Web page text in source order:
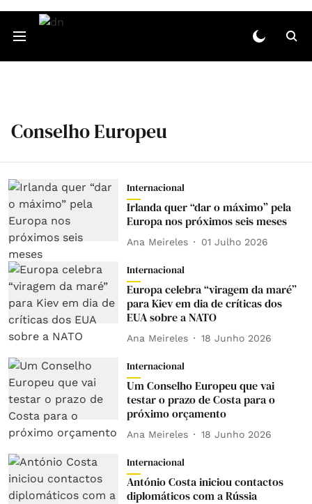
Conselho Europeu
Internacional
Irlanda quer “dar o máximo” pela
Europa nos próximos seis meses
Ana Meireles 01 Julho 2026
Internacional
Europa celebra “viragem da maré”
para Kiev em dia de críticas dos
EUA sobre a NATO
Ana Meireles 18 Junho 2026
Internacional
Um Conselho Europeu que vai
testar o prazo de Costa para o
próximo orçamento
Ana Meireles 18 Junho 2026
Internacional
António Costa iniciou contactos
diplomáticos com a Rússia